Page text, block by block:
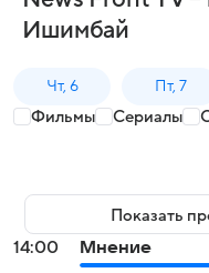
Ишимбай
Чт, 6 Пт, 7
Фильмы Сериалы
Показать
14:00
Мнение